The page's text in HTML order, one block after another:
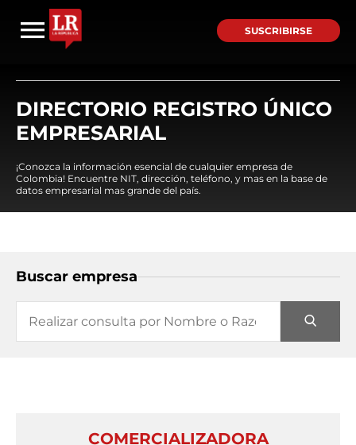
SUSCRIBIRSE
DIRECTORIO REGISTRO ÚNICO
EMPRESARIAL
¡Conozca la información esencial de cualquier empresa de
Colombia! Encuentre NIT, dirección, teléfono, y mas en la base de
datos empresarial mas grande del país.
Buscar empresa
COMERCIALIZADORA